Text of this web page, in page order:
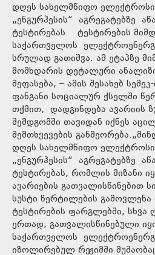
დღეს სახელმწიფო
„ენგურჰესის“ აგრეგატებზე
ტესტირებას. ტესტირების
საქართველოს
სრულად გათიშვა. ამ ეტაპზე
მომხდარის დეტალური
შეფასება, – ამის შესახებ
ფანგანი სოციალურ ქსელში
თქმით, დადგინდება ავარიის
შემდგომში თავიდან იქნეს
შემთხვევების
დღეს სახელმწიფო
„ენგურჰესის“ აგრეგატებზე
ტესტირებას, რომლის მიზანი
ავარიების გათვალისწინებით
სუსტი წერტილების გამოვლენა
ტესტირების ფარგლებში, სხვა
ერთად, გათვალისწინებული
საქართველოს
იზოლირებულ რეჟიმში